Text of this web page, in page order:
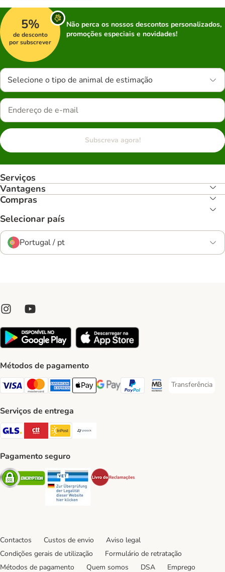
5%
de desconto
por subscrever
Não perca os nossos descontos personalizados,
promoções especiais e novidades!
Selecione o tipo de animal de estimação
Subscreva agora!
Serviços
Vantagens
Compras
Selecionar país
Portugal / pt
Métodos de pagamento
Visa Payment Method
Mastercard Payment Method
American Express Payment Method
Apple Pay Payment Method
Google Pay Payment Method
PayPal Payment Method
Multibanco Payment
Transferência
Transferência
Serviços de entrega
GLS Shipping Method
CTTExpress Shipping Method
InPost Shipping Method
Pagamento seguro
Security Security
Contactos Custos de envio
Aviso legal
Condições gerais de utilização
Formulário de retratação
Métodos de pagamento
Quem somos DSA Emprego